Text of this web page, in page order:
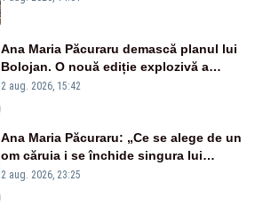
Ana Maria Păcuraru demască planul lui
Bolojan. O nouă ediție explozivă a
emisiunii „Miza Zilei” la Realitatea PLUS
2 aug. 2026, 15:42
Ana Maria Păcuraru: „Ce se alege de un
om căruia i se închide singura lui
portiță?”
2 aug. 2026, 23:25